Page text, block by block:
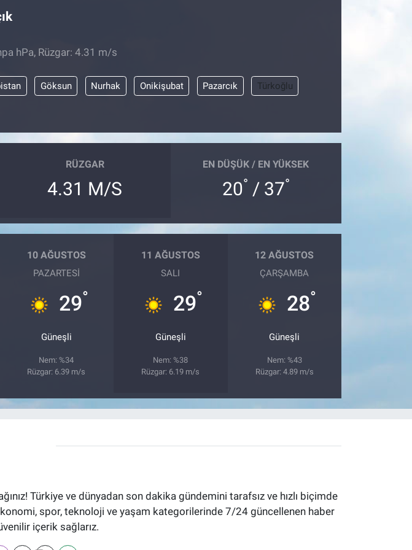
hPa, Rüzgar: 4.31 m/s
Göksun Nurhak Onikişubat Pazarcık Türkoğlu
RÜZGAR
4.31 M/S
EN DÜŞÜK / EN YÜKSEK
20° / 37°
10 AĞUSTOS
PAZARTESI
29°
Güneşli
Nem: %34
Rüzgar: 6.39 m/s
11 AĞUSTOS
SALI
29°
Güneşli
Nem: %38
Rüzgar: 6.19 m/s
12 AĞUSTOS
ÇARŞAMBA
28°
Güneşli
Nem: %43
Rüzgar: 4.89 m/s
Türkiye ve dünyadan son dakika gündemini tarafsız ve hızlı biçimde
spor, teknoloji ve yaşam kategorilerinde 7/24 güncellenen haber
içerik sağlarız.